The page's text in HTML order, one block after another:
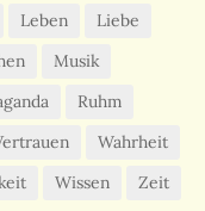
Leben
Liebe
Musik
Ruhm
Wahrheit
Wissen
Zeit